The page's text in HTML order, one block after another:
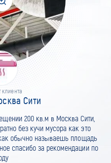
клиента
Сити
200 кв.м в Москва Сити,
без кучи мусора как это
как обычно называешь площадь
спасибо за рекомендации по